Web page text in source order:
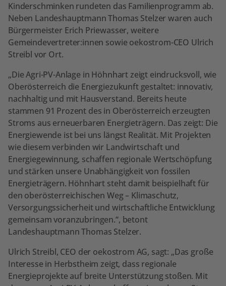
Kinderschminken rundeten das Familienprogramm ab.
Neben Landeshauptmann Thomas Stelzer waren auch
Bürgermeister Erich Priewasser, weitere
Gemeindevertreter:innen sowie oekostrom-CEO Ulrich
Streibl vor Ort.
„Die Agri-PV-Anlage in Höhnhart zeigt eindrucksvoll, wie
Oberösterreich die Energiezukunft gestaltet: innovativ,
nachhaltig und mit Hausverstand. Bereits heute
stammen 91 Prozent des in Oberösterreich erzeugten
Stroms aus erneuerbaren Energieträgern. Das zeigt: Die
Energiewende ist bei uns längst Realität. Mit Projekten
wie diesem verbinden wir Landwirtschaft und
Energiegewinnung, schaffen regionale Wertschöpfung
und stärken unsere Unabhängigkeit von fossilen
Energieträgern. Höhnhart steht damit beispielhaft für
den oberösterreichischen Weg – Klimaschutz,
Versorgungssicherheit und wirtschaftliche Entwicklung
gemeinsam voranzubringen.“, betont
Landeshauptmann Thomas Stelzer.
Ulrich Streibl, CEO der oekostrom AG, sagt: „Das große
Interesse in Herbstheim zeigt, dass regionale
Energieprojekte auf breite Unterstützung stoßen. Mit